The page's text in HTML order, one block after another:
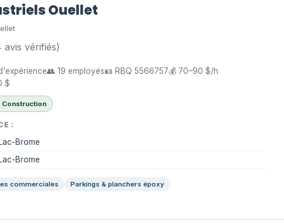
Ouellet
avis vérifiés)
👥 19 employés🪪 RBQ 5566757💰 70–90 $/h
$
Construction
:
Brome
Brome
commerciales Parkings & planchers époxy